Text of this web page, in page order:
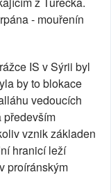
- mouřenín
IS v Sýrii byl
by to blokace
vedoucích
především
vznik základen
hranicí leží
proíránským